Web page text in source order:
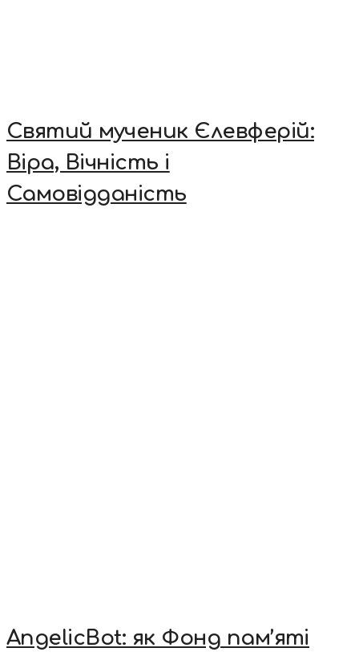
Святий мученик Єлевферій:
Віра, Вічність і
Самовідданість
AngelicBot: як Фонд пам’яті